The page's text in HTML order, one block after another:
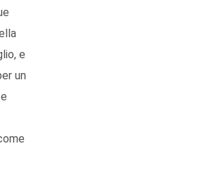
e
un